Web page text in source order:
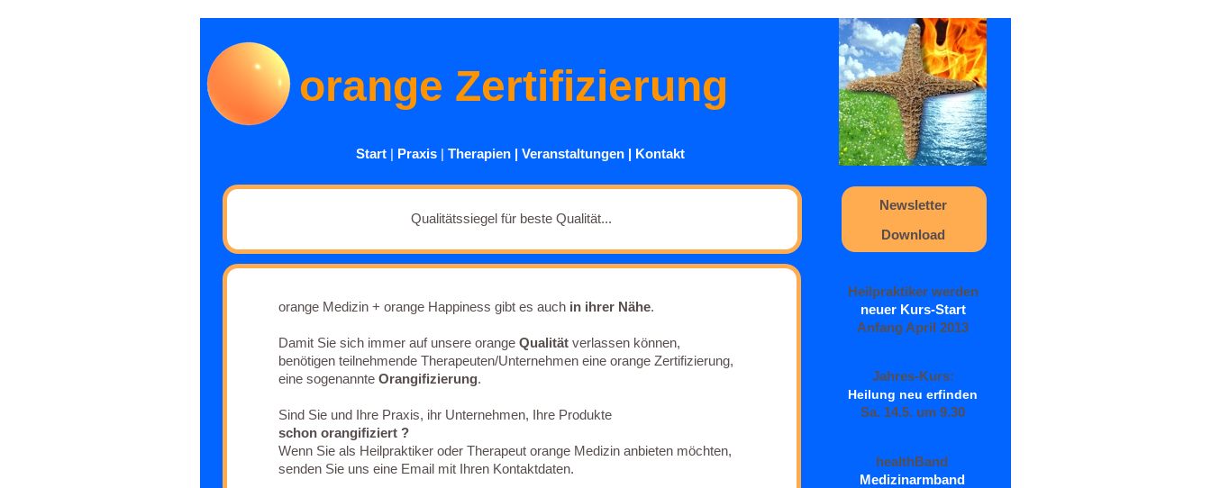
orange Zertifizierung
Start | Praxis | Therapien | Veranstaltungen | Kontakt
Qualitätssiegel für beste Qualität...
orange Medizin + orange Happiness gibt es auch in ihrer Nähe.
Damit Sie sich immer auf unsere orange Qualität verlassen können,
benötigen teilnehmende Therapeuten/Unternehmen eine orange Zertifizierung,
eine sogenannte Orangifizierung.
Sind Sie und Ihre Praxis, ihr Unternehmen, Ihre Produkte
schon orangifiziert ?
Wenn Sie als Heilpraktiker oder Therapeut orange Medizin anbieten möchten,
senden Sie uns eine Email mit Ihren Kontaktdaten.
Newsletter
Download